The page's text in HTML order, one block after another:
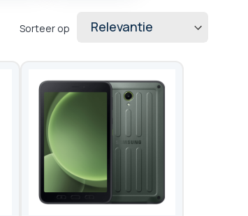
Sorteer op